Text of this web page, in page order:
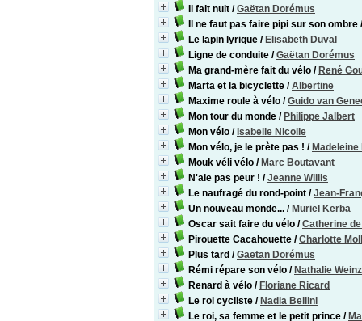
Il fait nuit /Gaëtan Dorémus
Il ne faut pas faire pipi sur son ombre
Le lapin lyrique / Elisabeth Duval
Ligne de conduite /Gaëtan Dorémus
Ma grand-mère fait du vélo / René
Marta et la bicyclette /Albertine
Maxime roule à vélo /Guido van
Mon tour du monde / Philippe Jalbert
Mon vélo / Isabelle Nicolle
Mon vélo, je le prète pas ! /
Mouk véli vélo / Marc Boutavant
N'aie pas peur ! /Jeanne Willis
Le naufragé du rond-point /Jean-
Un nouveau monde... / Muriel Kerba
Oscar sait faire du vélo /Catherine
Pirouette Cacahouette /Charlotte
Plus tard /Gaëtan Dorémus
Rémi répare son vélo / Nathalie
Renard à vélo / Floriane Ricard
Le roi cycliste / Nadia Bellini
Le roi, sa femme et le petit prince /